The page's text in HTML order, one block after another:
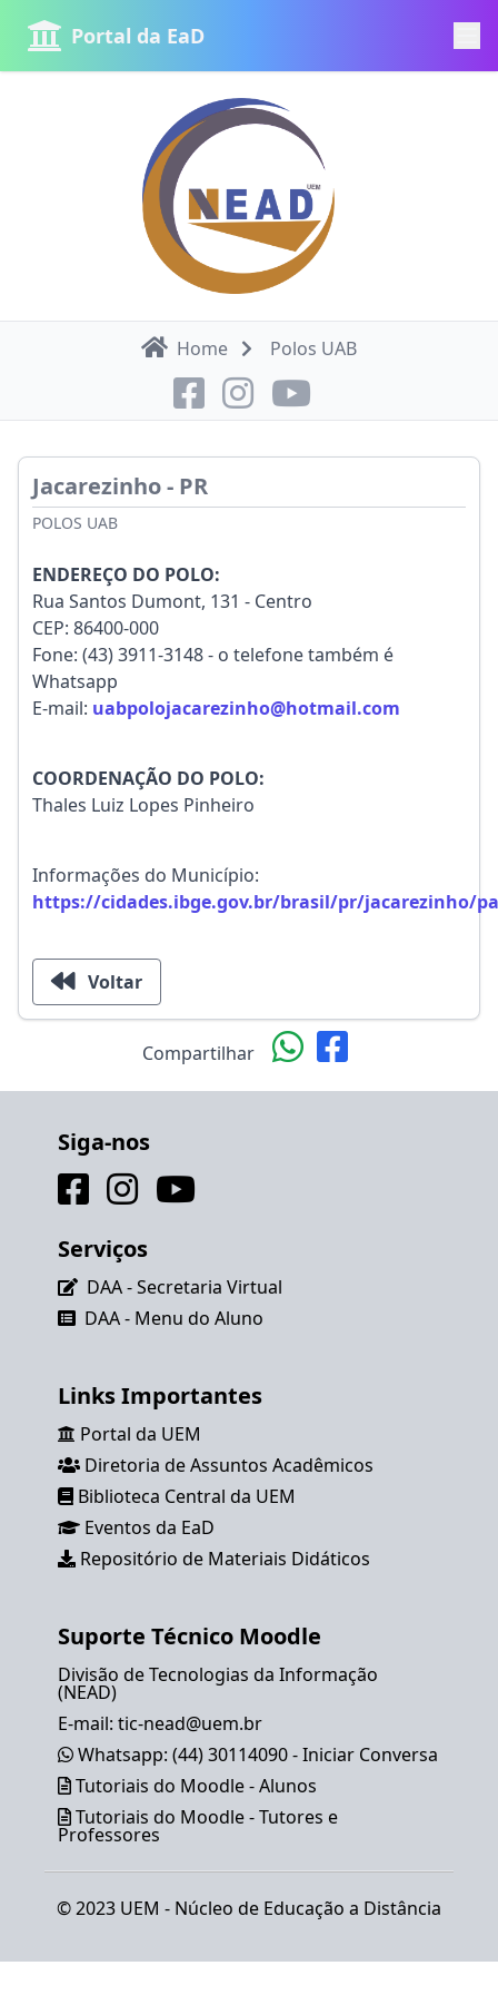
Portal da EaD
Home Polos UAB
Jacarezinho - PR
POLOS UAB
ENDEREÇO DO POLO:
Rua Santos Dumont, 131 - Centro
CEP: 86400-000
Fone: (43) 3911-3148 - o telefone também é
Whatsapp
E-mail: uabpolojacarezinho@hotmail.com
COORDENAÇÃO DO POLO:
Thales Luiz Lopes Pinheiro
Informações do Município:
https://cidades.ibge.gov.br/brasil/pr/jacarezinho/
Voltar
Compartilhar
Siga-nos
Serviços
DAA - Secretaria Virtual
DAA - Menu do Aluno
Links Importantes
Portal da UEM
Diretoria de Assuntos Acadêmicos
Biblioteca Central da UEM
Eventos da EaD
Repositório de Materiais Didáticos
Suporte Técnico Moodle
Divisão de Tecnologias da Informação
(NEAD)
E-mail: tic-nead@uem.br
Whatsapp: (44) 30114090 - Iniciar Conversa
Tutoriais do Moodle - Alunos
Tutoriais do Moodle - Tutores e
Professores
© 2023 UEM - Núcleo de Educação a Distância